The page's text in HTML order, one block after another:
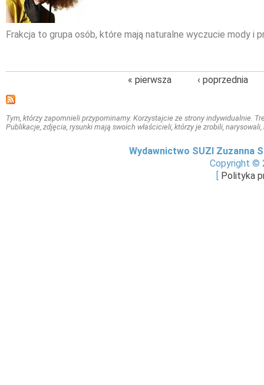
Frakcja to grupa osób, które mają naturalne wyczucie mody i
« pierwsza ‹ poprzednia
Tym, którzy zapomnieli przypominamy. Korzystajcie ze strony indywidualnie.
Publikacje, zdjęcia, rysunki mają swoich właścicieli, którzy je zrobili,
Wydawnictwo SUZI Zuzanna
Copyright ©
[ Polityka